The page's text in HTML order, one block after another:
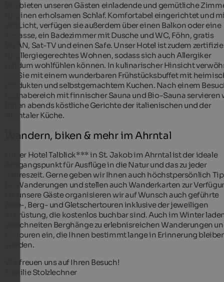
Wir bieten unseren Gästen einladende und gemütliche
für einen erholsamen Schlaf. Komfortabel eingerichtet und
viel Licht, verfügen sie außerdem über einen Balkon oder eine
Terrasse, ein Badezimmer mit Dusche und WC, Föhn, gratis
WLAN, Sat-TV und einen Safe. Unser Hotel ist zudem
für allergiegerechtes Wohnen, sodass sich auch Allergiker
rundum wohlfühlen können. In kulinarischer Hinsicht
wir Sie mit einem wunderbaren Frühstücksbuffet mit
Produkten und selbstgemachtem Kuchen. Nach einem
Saunabereich mit finnischer Sauna und Bio-Sauna servieren
Ihnen abends köstliche Gerichte der italienischen und der
Ahrntaler Küche.
Wandern, biken & mehr im Ahrntal
Unser Hotel Talblick*** in St. Jakob im Ahrntal ist der ideale
Ausgangspunkt für Ausflüge in die Natur und das zu jeder
Jahreszeit. Gerne geben wir Ihnen auch höchstpersönlich
für Wanderungen und stellen auch Wanderkarten zur
Für unsere Gäste organisieren wir auf Wunsch auch geführte
Bike-, Berg- und Gletschertouren inklusive der jeweiligen
Ausrüstung, die kostenlos buchbar sind. Auch im Winter
verschneiten Berghänge zu erlebnisreichen Wanderungen
Skitouren ein, die Ihnen bestimmt lange in Erinnerung
werden.
Wir freuen uns auf Ihren Besuch!
Familie Stolzlechner